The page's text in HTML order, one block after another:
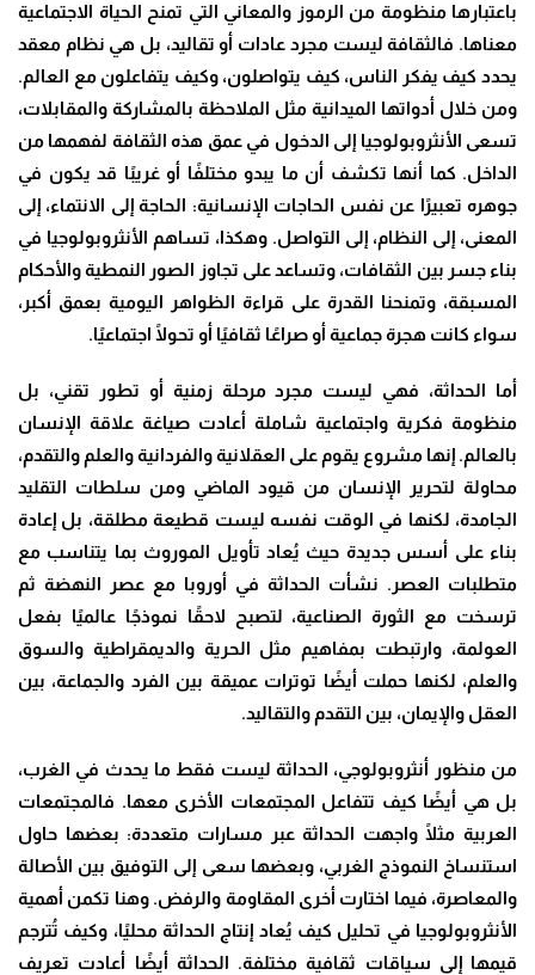
باعتبارها منظومة من الرموز والمعاني التي تمنح الحياة الاجتماعية
معناها. فالثقافة ليست مجرد عادات أو تقاليد، بل هي نظام معقد
يحدد كيف يفكر الناس، كيف يتواصلون، وكيف يتفاعلون مع العالم.
ومن خلال أدواتها الميدانية مثل الملاحظة بالمشاركة والمقابلات،
تسعى الأنثروبولوجيا إلى الدخول في عمق هذه الثقافة لفهمها من
الداخل. كما أنها تكشف أن ما يبدو مختلفًا أو غريبًا قد يكون في
جوهره تعبيرًا عن نفس الحاجات الإنسانية: الحاجة إلى الانتماء، إلى
المعنى، إلى النظام، إلى التواصل. وهكذا، تساهم الأنثروبولوجيا في
بناء جسر بين الثقافات، وتساعد على تجاوز الصور النمطية والأحكام
المسبقة، وتمنحنا القدرة على قراءة الظواهر اليومية بعمق أكبر،
سواء كانت هجرة جماعية أو صراعًا ثقافيًا أو تحولًا اجتماعيًا.
أما الحداثة، فهي ليست مجرد مرحلة زمنية أو تطور تقني، بل
منظومة فكرية واجتماعية شاملة أعادت صياغة علاقة الإنسان
بالعالم. إنها مشروع يقوم على العقلانية والفردانية والعلم والتقدم،
محاولة لتحرير الإنسان من قيود الماضي ومن سلطات التقليد
الجامدة، لكنها في الوقت نفسه ليست قطيعة مطلقة، بل إعادة
بناء على أسس جديدة حيث يُعاد تأويل الموروث بما يتناسب مع
متطلبات العصر. نشأت الحداثة في أوروبا مع عصر النهضة ثم
ترسخت مع الثورة الصناعية، لتصبح لاحقًا نموذجًا عالميًا بفعل
العولمة، وارتبطت بمفاهيم مثل الحرية والديمقراطية والسوق
والعلم، لكنها حملت أيضًا توترات عميقة بين الفرد والجماعة، بين
العقل والإيمان، بين التقدم والتقاليد.
من منظور أنثروبولوجي، الحداثة ليست فقط ما يحدث في الغرب،
بل هي أيضًا كيف تتفاعل المجتمعات الأخرى معها. فالمجتمعات
العربية مثلًا واجهت الحداثة عبر مسارات متعددة: بعضها حاول
استنساخ النموذج الغربي، وبعضها سعى إلى التوفيق بين الأصالة
والمعاصرة، فيما اختارت أخرى المقاومة والرفض. وهنا تكمن أهمية
الأنثروبولوجيا في تحليل كيف يُعاد إنتاج الحداثة محليًا، وكيف تُترجم
قيمها إلى سياقات ثقافية مختلفة. الحداثة أيضًا أعادت تعريف